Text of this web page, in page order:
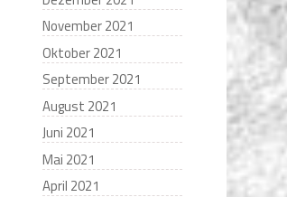
November 2021
Oktober 2021
September 2021
August 2021
Juni 2021
Mai 2021
April 2021